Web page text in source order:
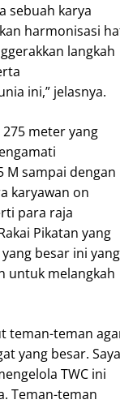
sebuah karya
harmonisasi
langkah
ini,” jelasnya.
meter yang
M sampai dengan
karyawan on
para raja
Pikatan yang
besar ini yang
untuk melangkah
teman-teman
yang besar. Saya
TWC ini
Teman-teman